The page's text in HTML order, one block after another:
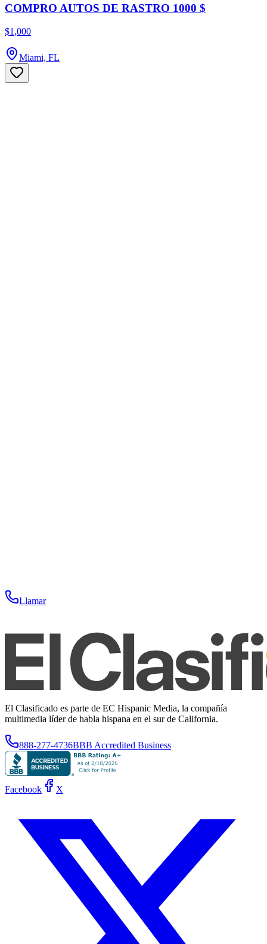
COMPRO AUTOS DE RASTRO 1000 $
$1,000
Miami, FL
Llamar
El Clasificado es parte de EC Hispanic Media, la compañía
multimedia líder de habla hispana en el sur de California.
888-277-4736BBB Accredited Business
Facebook X